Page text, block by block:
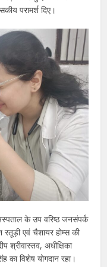
परामर्श दिए।
के उप वरिष्ठ जनसंपर्क
रतूड़ी एवं चैशायर होम्स की
अधीक्षिका
का विशेष योगदान रहा।